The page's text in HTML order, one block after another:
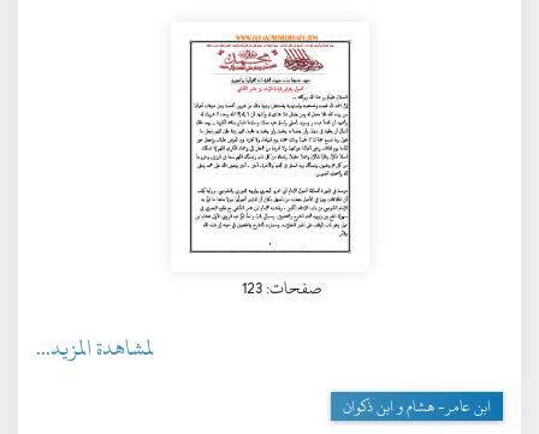
صفحات: 123
لمشاهدة المزيد...
ابن عامر- هشام و ابن ذكوان